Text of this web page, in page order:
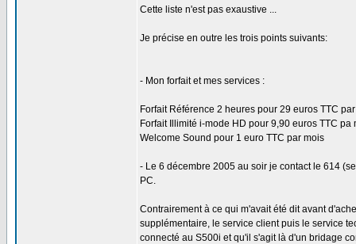
Cette liste n'est pas exaustive ...
Je précise en outre les trois points suivants:
- Mon forfait et mes services :
Forfait Référence 2 heures pour 29 euros TTC
Forfait Illimité i-mode HD pour 9,90 euros TTC pa
Welcome Sound pour 1 euro TTC par mois
- Le 6 décembre 2005 au soir je contact le 614
PC.
Contrairement à ce qui m'avait été dit avant
supplémentaire, le service client puis le service
connecté au S500i et qu'il s'agit là d'un bridage